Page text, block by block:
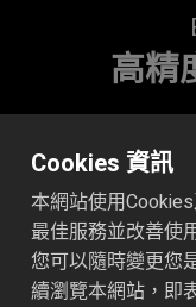
高精
機台影片
電子型
Cookies 資訊
本網站使用
最佳服務並改善使
您可以隨時變更您
續瀏覽本網站，即